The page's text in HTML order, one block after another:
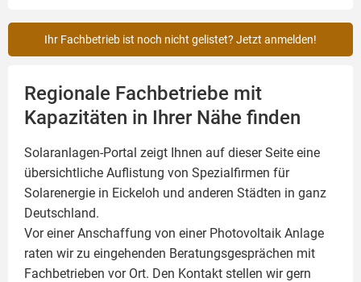
Ihr Fachbetrieb ist noch nicht gelistet? Jetzt anmelden!
Regionale Fachbetriebe mit
Kapazitäten in Ihrer Nähe finden
Solaranlagen-Portal zeigt Ihnen auf dieser Seite eine
übersichtliche Auflistung von Spezialfirmen für
Solarenergie in Eickeloh und anderen Städten in ganz
Deutschland.
Vor einer Anschaffung von einer Photovoltaik Anlage
raten wir zu eingehenden Beratungsgesprächen mit
Fachbetrieben vor Ort. Den Kontakt stellen wir gern